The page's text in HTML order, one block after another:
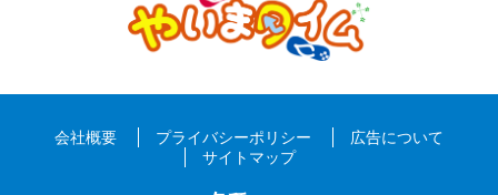
会社概要 プライバシーポリシー
広告について
サイトマップ